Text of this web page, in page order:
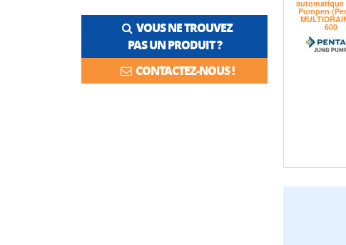
VOUS NE TROUVEZ
PAS UN PRODUIT ?
CONTACTEZ-NOUS !